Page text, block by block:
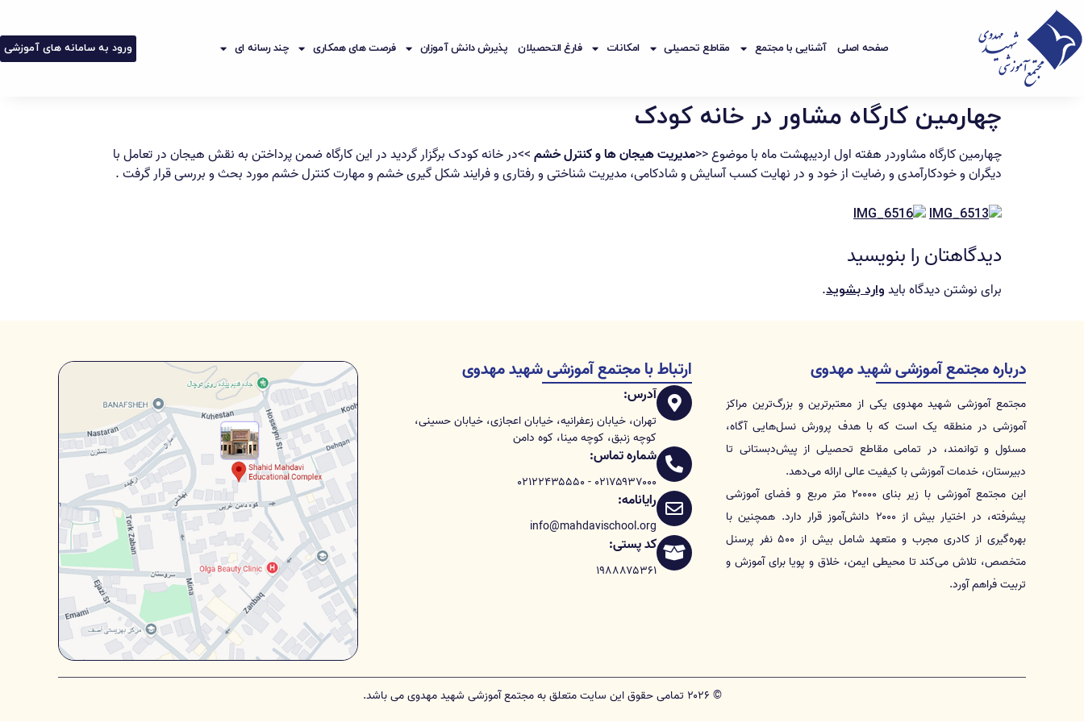
صفحه اصلی آشنایی با مجتمع مقاطع تحصیلی امکانات فارغ التحصیلان پذیرش دانش آموزان فرصت های همکاری چند رسانه ای ورود به سامانه های آموزشی
چهارمین کارگاه مشاور در خانه کودک
چهارمین کارگاه مشاوردر هفته اول اردیبهشت ماه با موضوع <<مدیریت هیجان ها و کنترل خشم>>در خانه کودک برگزار گردید در این کارگاه ضمن پرداختن به نقش هیجان در تعامل با
دیگران و خودکارآمدی و رضایت از خود و در نهایت کسب آسایش و شادکامی، مدیریت شناختی و رفتاری و فرایند شکل گیری خشم و مهارت کنترل خشم مورد بحث و بررسی قرار گرفت .
دیدگاهتان را بنویسید
برای نوشتن دیدگاه باید وارد بشوید.
درباره مجتمع آموزشی شهید مهدوی
مجتمع آموزشی شهید مهدوی یکی از معتبرترین و بزرگ‌ترین مراکز
آموزشی در منطقه یک است که با هدف پرورش نسل‌هایی آگاه،
مسئول و توانمند، در تمامی مقاطع تحصیلی از پیش‌دبستانی تا
دبیرستان، خدمات آموزشی با کیفیت عالی ارائه می‌دهد.
این مجتمع آموزشی با زیر بنای ۲۰۰۰۰ متر مربع و فضای آموزشی
پیشرفته، در اختیار بیش از ۲۰۰۰ دانش‌آموز قرار دارد. همچنین با
بهره‌گیری از کادری مجرب و متعهد شامل بیش از ۵۰۰ نفر پرسنل
متخصص، تلاش می‌کند تا محیطی ایمن، خلاق و پویا برای آموزش و
تربیت فراهم آورد.
ارتباط با مجتمع آموزشی شهید مهدوی
آدرس:
تهران، خیابان زعفرانیه، خیابان اعجازی، خیابان حسینی،
کوچه زنبق، کوچه مینا، کوه دامن
شماره تماس:
۰۲۱۷۵۹۳۷۰۰۰ - ۰۲۱۲۲۴۳۵۵۵۰
رایانامه:
info@mahdavischool.org
کد پستی:
۱۹۸۸۸۷۵۳۶۱
© ۲۰۲۶ تمامی حقوق این سایت متعلق به مجتمع آموزشی شهید مهدوی می باشد.